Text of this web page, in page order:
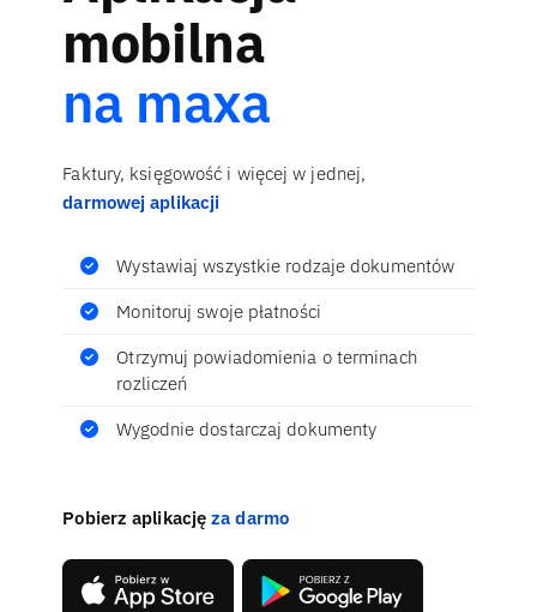
mobilna
na maxa
Faktury, księgowość i więcej w jednej,
darmowej aplikacji
Wystawiaj wszystkie rodzaje dokumentów
Monitoruj swoje płatności
Otrzymuj powiadomienia o terminach
rozliczeń
Wygodnie dostarczaj dokumenty
Pobierz aplikacjęza darmo